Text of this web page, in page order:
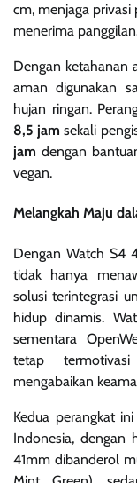
cm, menjaga privasi
menerima
Dengan ketahanan
aman digunakan
hujan ringan.
8,5 jam sekali
jam dengan
vegan.
Melangkah Maju
Dengan Watch S4
tidak hanya
solusi terintegrasi
hidup dinamis.
sementara
tetap
mengabaikan
Kedua perangkat
Indonesia, dengan
41mm dibanderol